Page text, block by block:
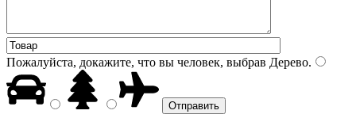
Пожалуйста, докажите, что вы человек, выбрав Дерево.